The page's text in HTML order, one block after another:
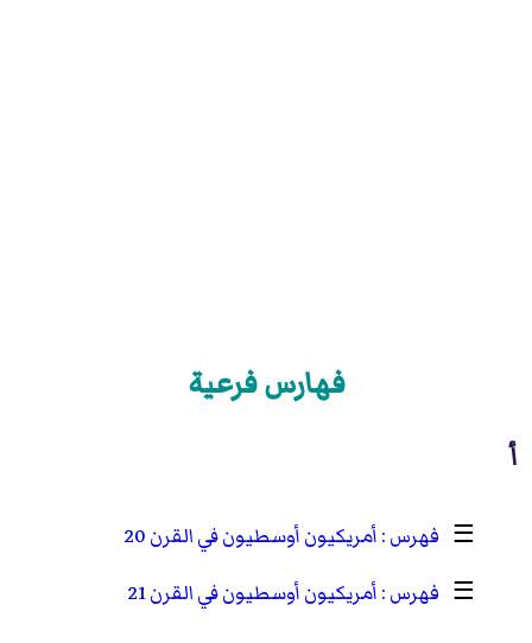
فهارس فرعية
أ
☰
أمريكيون أوسطيون في القرن 20
☰
أمريكيون أوسطيون في القرن 21